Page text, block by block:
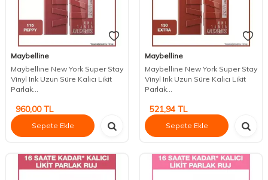
Maybelline
Maybelline New York Super Stay
Vinyl Ink Uzun Süre Kalıcı Likit
Parlak...
960,00TL
Sepete Ekle
Maybelline
Maybelline New York Super Stay
Vinyl Ink Uzun Süre Kalıcı Likit
Parlak...
521,94 TL
Sepete Ekle